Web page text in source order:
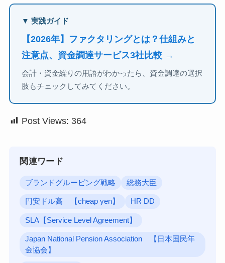
▼ 実践ガイド
【2026年】ファクタリングとは？仕組みと
注意点、資金調達サービス3社比較 →
会計・資金繰りの用語がわかったら、資金調達の選択
肢もチェックしてみてください。
Post Views: 364
関連ワード
ブランドグルーピング戦略 総務大臣
円安ドル高 【cheap yen】 HR DD
SLA【Service Level Agreement】
Japan National Pension Association 【日本国民年
金協会】